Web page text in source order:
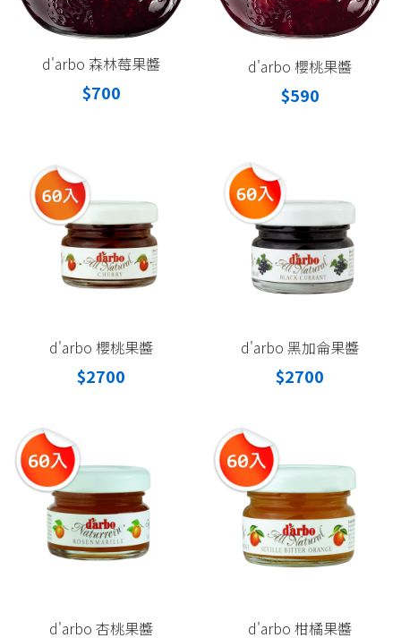
d'arbo 森林莓果醬
$700
d'arbo 櫻桃果醬
$590
d'arbo 櫻桃果醬
$2700
d'arbo 黑加侖果醬
$2700
d'arbo 杏桃果醬 d'arbo 柑橘果醬